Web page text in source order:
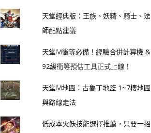
天堂經典版：王族、妖精、騎士、法
師配點建議
天堂M衝等必備！經驗合併計算機 &
92級衝等預估工具正式上線！
天堂M地圖：古魯丁地監 1~7樓地圖
與路線走法
低成本火妖技能選擇推薦，只要一招